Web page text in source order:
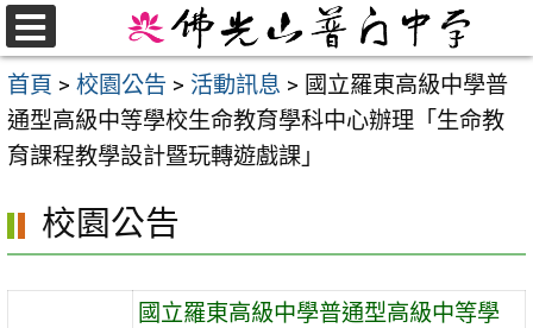
跳
至
主
要
內
首頁 > 校園公告 > 活動訊息 > 國立羅東高級中學普
通型高級中等學校生命教育學科中心辦理「生命教
育課程教學設計暨玩轉遊戲課」
校園公告
國立羅東高級中學普通型高級中等學
選
單